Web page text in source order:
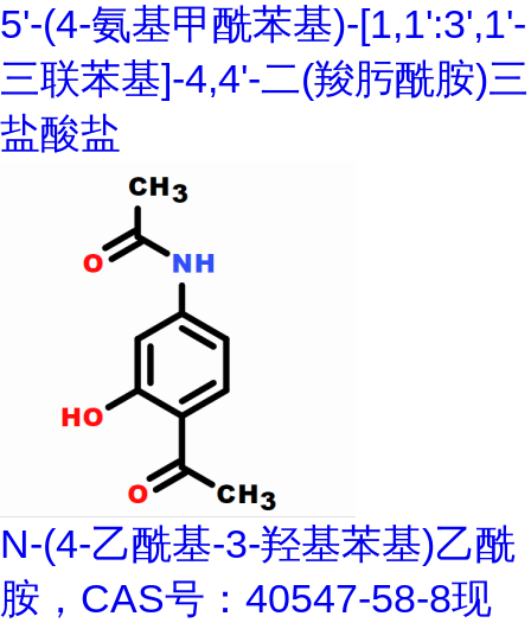
5'-(4-氨基甲酰苯基)-[1,1':3',1'-
三联苯基]-4,4'-二(羧肟酰胺)三
盐酸盐
N-(4-乙酰基-3-羟基苯基)乙酰
胺，CAS号：40547-58-8现